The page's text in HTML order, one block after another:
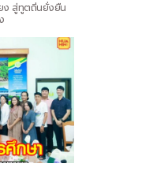
ง สู่ทูตถิ่นยั่งยืน